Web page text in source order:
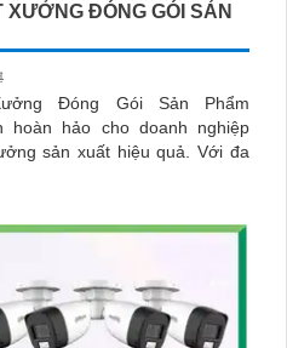
XƯỞNG ĐÓNG GÓI SẢN
Đóng Gói Sản Phẩm
hoàn hảo cho doanh nghiệp
sản xuất hiệu quả. Với đa